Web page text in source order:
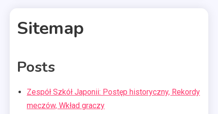
Sitemap
3 MINS READ
Posts
Zespół Szkół Japonii: Postęp historyczny, Rekordy
meczów, Wkład graczy